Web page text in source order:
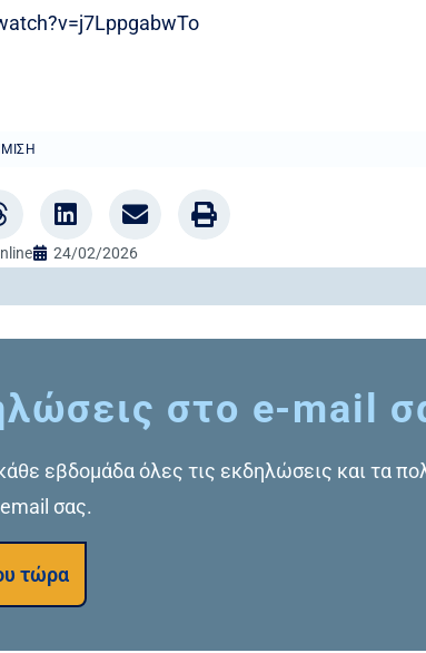
24/02/2026
στο e-mail
εβδομάδα όλες τις εκδηλώσεις και τα
σας.
τώρα